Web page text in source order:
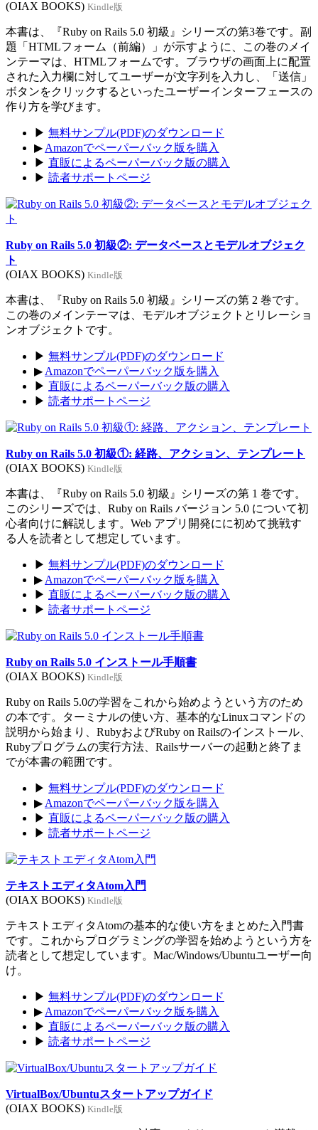
(OIAX BOOKS) Kindle版
本書は、『Ruby on Rails 5.0 初級』シリーズの第3巻です。副
題「HTMLフォーム（前編）」が示すように、この巻のメイ
ンテーマは、HTMLフォームです。ブラウザの画面上に配置
された入力欄に対してユーザーが文字列を入力し、「送信」
ボタンをクリックするといったユーザーインターフェースの
作り方を学びます。
▶ 無料サンプル(PDF)のダウンロード
▶ Amazonでペーパーバック版を購入
▶ 直販によるペーパーバック版の購入
▶ 読者サポートページ
Ruby on Rails 5.0 初級②: データベースとモデルオブジェク
ト
(OIAX BOOKS) Kindle版
本書は、『Ruby on Rails 5.0 初級』シリーズの第 2 巻です。
この巻のメインテーマは、モデルオブジェクトとリレーショ
ンオブジェクトです。
▶ 無料サンプル(PDF)のダウンロード
▶ Amazonでペーパーバック版を購入
▶ 直販によるペーパーバック版の購入
▶ 読者サポートページ
Ruby on Rails 5.0 初級①: 経路、アクション、テンプレート
(OIAX BOOKS) Kindle版
本書は、『Ruby on Rails 5.0 初級』シリーズの第 1 巻です。
このシリーズでは、Ruby on Rails バージョン 5.0 について初
心者向けに解説します。Web アプリ開発にに初めて挑戦す
る人を読者として想定しています。
▶ 無料サンプル(PDF)のダウンロード
▶ Amazonでペーパーバック版を購入
▶ 直販によるペーパーバック版の購入
▶ 読者サポートページ
Ruby on Rails 5.0 インストール手順書
(OIAX BOOKS) Kindle版
Ruby on Rails 5.0の学習をこれから始めようという方のため
の本です。ターミナルの使い方、基本的なLinuxコマンドの
説明から始まり、RubyおよびRuby on Railsのインストール、
Rubyプログラムの実行方法、Railsサーバーの起動と終了ま
でが本書の範囲です。
▶ 無料サンプル(PDF)のダウンロード
▶ Amazonでペーパーバック版を購入
▶ 直販によるペーパーバック版の購入
▶ 読者サポートページ
テキストエディタAtom入門
(OIAX BOOKS) Kindle版
テキストエディタAtomの基本的な使い方をまとめた入門書
です。これからプログラミングの学習を始めようという方を
読者として想定しています。Mac/Windows/Ubuntuユーザー向
け。
▶ 無料サンプル(PDF)のダウンロード
▶ Amazonでペーパーバック版を購入
▶ 直販によるペーパーバック版の購入
▶ 読者サポートページ
VirtualBox/Ubuntuスタートアップガイド
(OIAX BOOKS) Kindle版